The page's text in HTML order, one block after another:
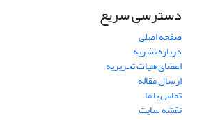
دسترسی سریع
صفحه اصلی
درباره نشریه
اعضای هیات تحریریه
ارسال مقاله
تماس با ما
نقشه سایت